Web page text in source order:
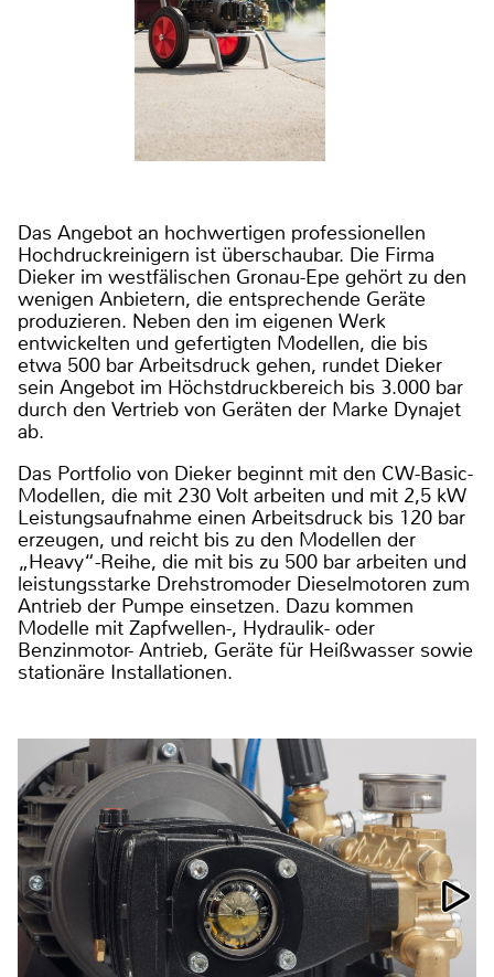
Das Angebot an hochwertigen professionellen
Hochdruckreinigern ist überschaubar. Die Firma
Dieker im westfälischen Gronau-Epe gehört zu den
wenigen Anbietern, die entsprechende Geräte
produzieren. Neben den im eigenen Werk
entwickelten und gefertigten Modellen, die bis
etwa 500 bar Arbeitsdruck gehen, rundet Dieker
sein Angebot im Höchstdruckbereich bis 3.000 bar
durch den Vertrieb von Geräten der Marke Dynajet
ab.
Das Portfolio von Dieker beginnt mit den CW-Basic-
Modellen, die mit 230 Volt arbeiten und mit 2,5 kW
Leistungsaufnahme einen Arbeitsdruck bis 120 bar
erzeugen, und reicht bis zu den Modellen der
„Heavy“-Reihe, die mit bis zu 500 bar arbeiten und
leistungsstarke Drehstromoder Dieselmotoren zum
Antrieb der Pumpe einsetzen. Dazu kommen
Modelle mit Zapfwellen-, Hydraulik- oder
Benzinmotor- Antrieb, Geräte für Heißwasser sowie
stationäre Installationen.